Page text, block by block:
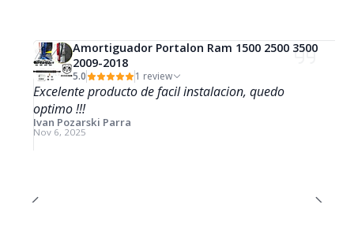
Amortiguador Portalon Ram 1500 2500 3500
2009-2018
5.0 1 review
Excelente producto de facil instalacion, quedo
optimo !!!
Ivan Pozarski Parra
Nov 6, 2025